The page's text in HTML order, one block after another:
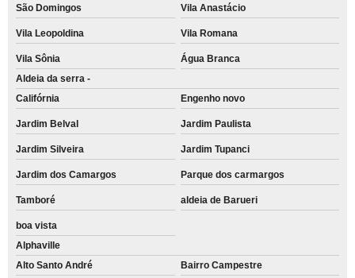
São Domingos Vila Anastácio
Vila Leopoldina Vila Romana
Vila Sônia
Água Branca
Aldeia da serra -
Califórnia
Engenho novo
Jardim Belval Jardim Paulista
Jardim Silveira Jardim Tupanci
Jardim dos Camargos Parque dos carmargos
Tamboré aldeia de Barueri
boa vista
Alphaville
Alto Santo André
Bairro Campestre